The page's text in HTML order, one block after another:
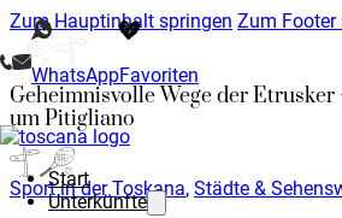
Zum Hauptinhalt springen Zum Footer
WhatsAppFavoriten
Start
Unterkünfte
Geheimnisvolle Wege der Etrusker
um Pitigliano
Sport in der Toskana, Städte &